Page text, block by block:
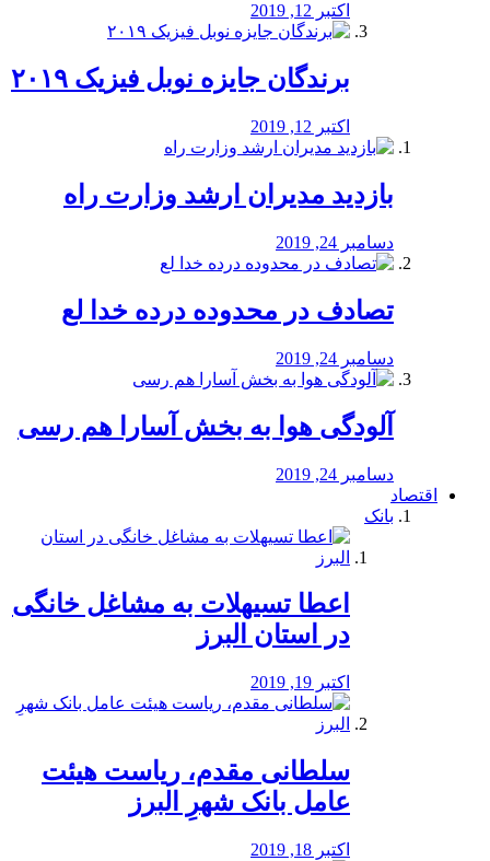
اکتبر 12, 2019
برندگان جایزه نوبل فیزیک ۲۰۱۹
اکتبر 12, 2019
بازدید مدیران ارشد وزارت راه
دسامبر 24, 2019
تصادف در محدوده درده خدا لع
دسامبر 24, 2019
آلودگی هوا به بخش آسارا هم رسی
دسامبر 24, 2019
اقتصاد
بانک
️اعطا تسیهلات به مشاغل خانگی
در استان البرز
اکتبر 19, 2019
سلطانی مقدم، ریاست هیئت
عامل بانک شهرِ البرز
اکتبر 18, 2019